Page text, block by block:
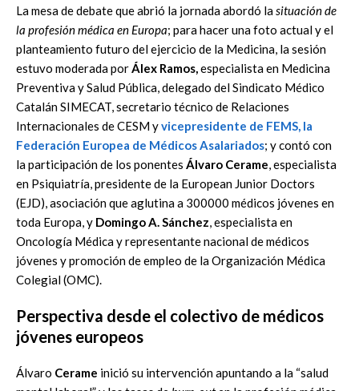
La mesa de debate que abrió la jornada abordó lasituación de
la profesión médica en Europa; para hacer una foto actual y el
planteamiento futuro del ejercicio de la Medicina, la sesión
estuvo moderada porÁlex Ramos,especialista en Medicina
Preventiva y Salud Pública, delegado del Sindicato Médico
Catalán SIMECAT, secretario técnico de Relaciones
Internacionales de CESM yvicepresidente de FEMS, la
Federación Europea de Médicos Asalariados; y contó con
la participación de los ponentes Álvaro Cerame, especialista
en Psiquiatría, presidente de la European Junior Doctors
(EJD), asociación que aglutina a 300000 médicos jóvenes en
toda Europa, y Domingo A. Sánchez, especialista en
Oncología Médica y representante nacional de médicos
jóvenes y promoción de empleo de la Organización Médica
Colegial (OMC).
Perspectiva desde el colectivo de médicos
jóvenes europeos
Álvaro Cerame inició su intervención apuntando a la “salud